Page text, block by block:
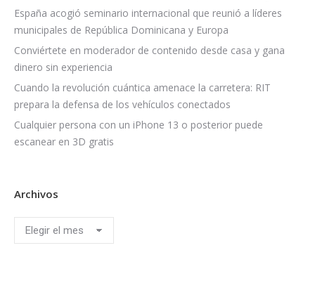
España acogió seminario internacional que reunió a líderes
municipales de República Dominicana y Europa
Conviértete en moderador de contenido desde casa y gana
dinero sin experiencia
Cuando la revolución cuántica amenace la carretera: RIT
prepara la defensa de los vehículos conectados
Cualquier persona con un iPhone 13 o posterior puede
escanear en 3D gratis
Archivos
Archivos